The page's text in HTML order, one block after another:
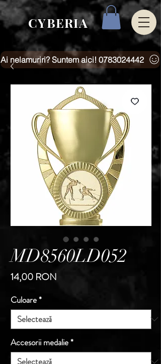
CYBERIA
Ai nelamuriri? Suntem aici! 0783024442
MD8560LD052
14,00 RON
Culoare*
Accesorii medalie*